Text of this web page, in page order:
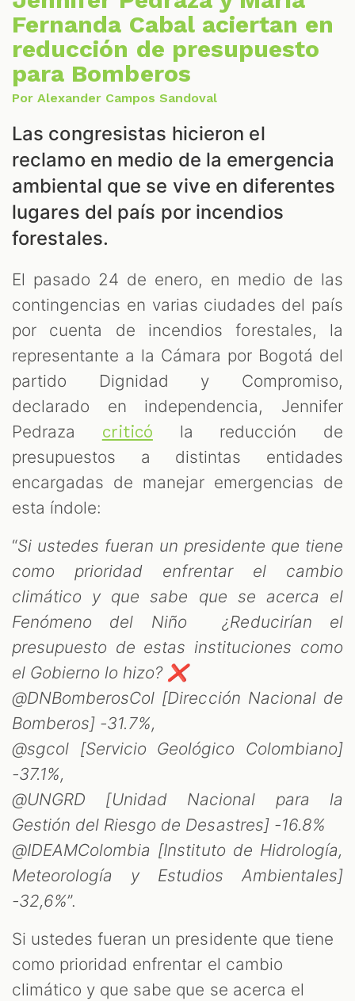
Fernanda Cabal aciertan en
reducción de presupuesto
para Bomberos
Por Alexander Campos Sandoval
Las congresistas hicieron el
reclamo en medio de la emergencia
ambiental que se vive en diferentes
lugares del país por incendios
forestales.
El pasado 24 de enero, en medio de las
contingencias en varias ciudades del país
por cuenta de incendios forestales, la
representante a la Cámara por Bogotá del
partido Dignidad y Compromiso,
declarado en independencia, Jennifer
Pedraza criticó la reducción de
presupuestos a distintas entidades
encargadas de manejar emergencias de
esta índole:
“Si ustedes fueran un presidente que tiene
como prioridad enfrentar el cambio
climático y que sabe que se acerca el
Fenómeno del Niño ¿Reducirían el
presupuesto de estas instituciones como
el Gobierno lo hizo? ❌
@DNBomberosCol [Dirección Nacional de
Bomberos] -31.7%,
@sgcol [Servicio Geológico Colombiano]
-37.1%,
@UNGRD [Unidad Nacional para la
Gestión del Riesgo de Desastres] -16.8%
@IDEAMColombia [Instituto de Hidrología,
Meteorología y Estudios Ambientales]
-32,6%”.
Si ustedes fueran un presidente que tiene
como prioridad enfrentar el cambio
climático y que sabe que se acerca el